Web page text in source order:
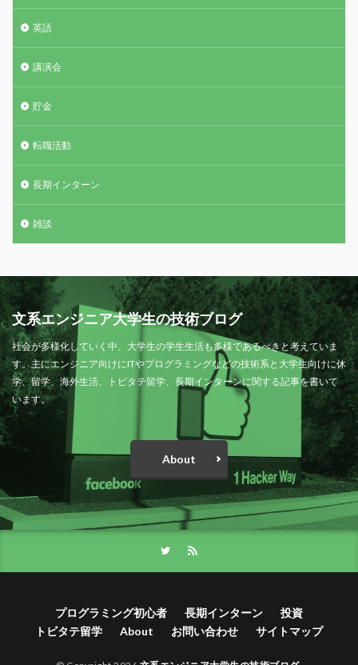
英語
講演会
貯金
転職活動
長期インターン
雑談
文系エンジニア大学生の技術ブログ
社会が多様化していく中、大学生の学生生活も多様であるべきと考えていま
す。主にエンジニア向けにITやプログラミングなどの技術系と大学生向けに休
学、留学、海外生活、トビタテ留学、長期インターンに関する記事を書いて
います。
About
プログラミング初心者 長期インターン
投資
トビタテ留学
About お問い合わせ サイトマップ